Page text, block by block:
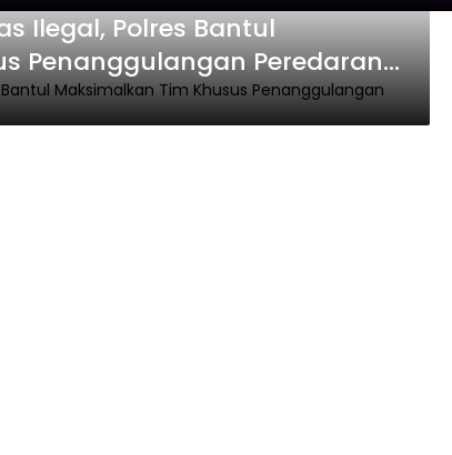
Ilegal, Polres Bantul
Penanggulangan Peredaran